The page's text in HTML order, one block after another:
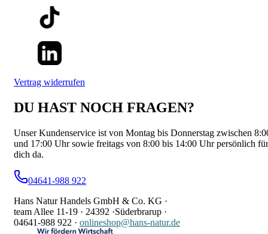
Vertrag widerrufen
DU HAST NOCH FRAGEN?
Unser Kundenservice ist von Montag bis Donnerstag zwischen
und 17:00 Uhr sowie freitags von 8:00 bis 14:00 Uhr persönlich für
dich da.
04641-988 922
Hans Natur Handels GmbH & Co. KG ·
team Allee 11-19 · 24392 ·Süderbrarup ·
04641-988 922 · onlineshop@hans-natur.de